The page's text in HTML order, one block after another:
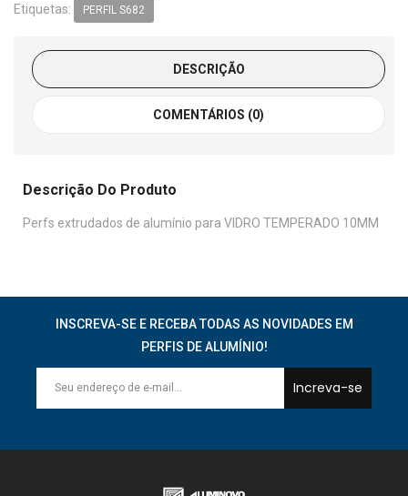
Etiquetas: PERFIL S682
DESCRIÇÃO
COMENTÁRIOS (0)
Descrição Do Produto
Perfs extrudados de alumínio para VIDRO TEMPERADO 10MM
INSCREVA-SE E RECEBA TODAS AS NOVIDADES EM
PERFIS DE ALUMÍNIO!
Increva-se